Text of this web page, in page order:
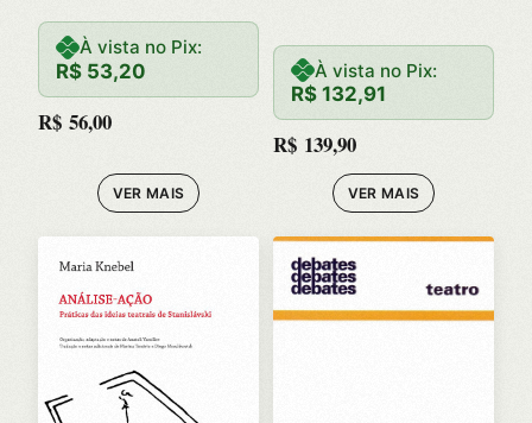
À vista no Pix:
R$ 53,20
R$ 56,00
VER MAIS
À vista no Pix:
R$ 132,91
R$ 139,90
VER MAIS